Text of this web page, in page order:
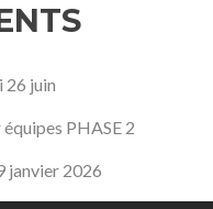
26 juin
PHASE 2
janvier 2026